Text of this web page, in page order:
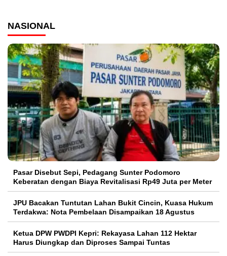
NASIONAL
Pasar Disebut Sepi, Pedagang Sunter Podomoro
Keberatan dengan Biaya Revitalisasi Rp49 Juta per Meter
JPU Bacakan Tuntutan Lahan Bukit Cincin, Kuasa Hukum
Terdakwa: Nota Pembelaan Disampaikan 18 Agustus
Ketua DPW PWDPI Kepri: Rekayasa Lahan 112 Hektar
Harus Diungkap dan Diproses Sampai Tuntas